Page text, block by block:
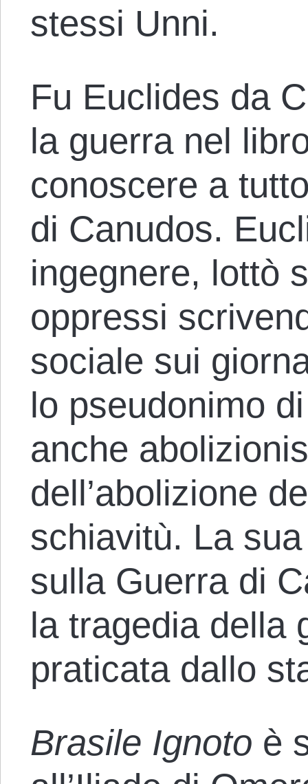
stessi Unni.
Fu Euclides da
la guerra nel
conoscere a
di Canudos.
ingegnere, lottò
oppressi
sociale sui
lo pseudonimo
anche
dell’abolizione
schiavitù. La
sulla Guerra di
la tragedia della
praticata dallo
Brasile Ignoto è